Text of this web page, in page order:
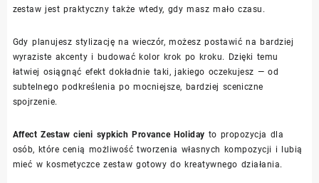
zestaw jest praktyczny także wtedy, gdy masz mało czasu.
Gdy planujesz stylizację na wieczór, możesz postawić na bardziej
wyraziste akcenty i budować kolor krok po kroku. Dzięki temu
łatwiej osiągnąć efekt dokładnie taki, jakiego oczekujesz — od
subtelnego podkreślenia po mocniejsze, bardziej sceniczne
spojrzenie.
Affect Zestaw cieni sypkich Provance Holiday to propozycja dla
osób, które cenią możliwość tworzenia własnych kompozycji i lubią
mieć w kosmetyczce zestaw gotowy do kreatywnego działania.